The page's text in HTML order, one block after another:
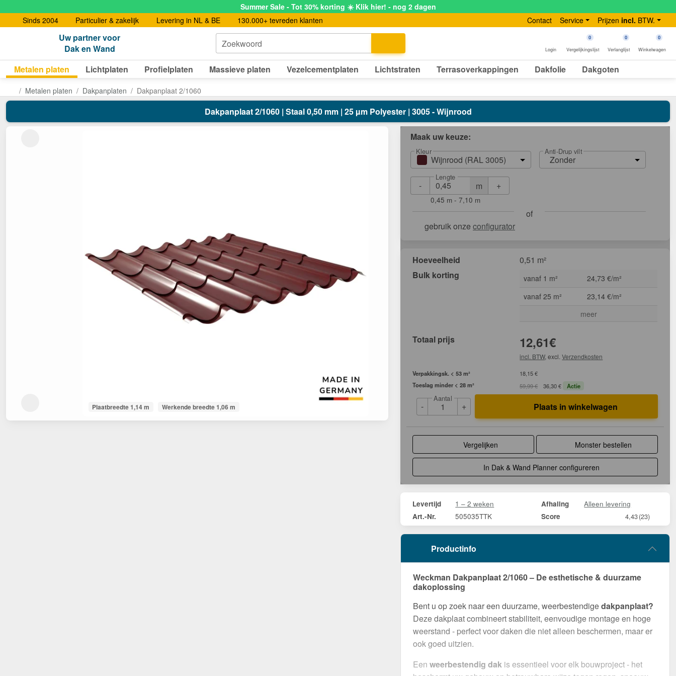
Summer Sale - Tot 30% korting ☀️ Klik hier! - nog 2 dagen
Sinds 2004
Particulier & zakelijk Levering in NL & BE 130.000+ tevreden klanten Contact Service Prijzen incl. BTW.
Uw partner voor
Dak en Wand
Zoekwoord
Login
0
Vergelijkingslijst
0
Verlanglijst
0
Winkelwagen
Metalen platen Lichtplaten Profielplaten Massieve platen Vezelcementplaten Lichtstraten Terrasoverkappingen Dakfolie Dakgoten
Metalen platen Dakpanplaten Dakpanplaat 2/1060
Dakpanplaat 2/1060 | Staal 0,50 mm | 25 µm Polyester | 3005 - Wijnrood
Plaatbreedte 1,14 m Werkende breedte 1,06 m
Maak uw keuze:
Kleur
Wijnrood (RAL 3005)
Anti-Drup vilt
Zonder
- m
Lengte
+
0,45 m - 7,10 m
of
gebruik onze configurator
Hoeveelheid
0,51 m²
Bulk korting
vanaf 1 m²
24,73 €/m²
vanaf 25 m²
23,14 €/m²
meer
Totaal prijs 12,61€
incl. BTW, excl.Verzendkosten
Verpakkingsk. < 53 m²
18,15 €
Toeslag minder < 28 m²
59,99 € 36,30 € Actie
-
Aantal
+ Plaats in winkelwagen
Vergelijken Monster bestellen
In Dak & Wand Planner configureren
Levertijd 1 – 2 weken Afhaling Alleen levering
Art.-Nr. 505035TTK Score 4,43(23)
Productinfo
Weckman Dakpanplaat 2/1060 – De esthetische & duurzame
dakoplossing
Bent u op zoek naar een duurzame, weerbestendigedakpanplaat?
Deze dakplaat combineert stabiliteit, eenvoudige montage en hoge
weerstand - perfect voor daken die niet alleen beschermen, maar er
ook goed uitzien.
Een weerbestendig dak is essentieel voor elk bouwproject - het